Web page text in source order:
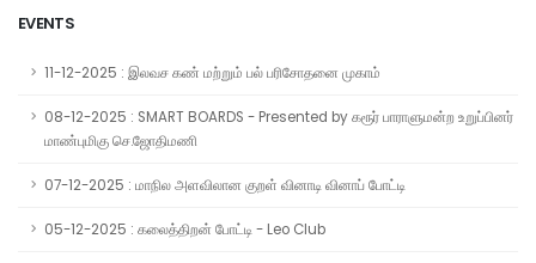
EVENTS
11-12-2025 : இலவச கண் மற்றும் பல் பரிசோதனை முகாம்
08-12-2025 : SMART BOARDS - Presented by கரூர் பாராளுமன்ற உறுப்பினர்
மாண்புமிகு செ.ஜோதிமணி
07-12-2025 : மாநில அளவிலான குறள் வினாடி வினாப் போட்டி
05-12-2025 : கலைத்திறன் போட்டி - Leo Club